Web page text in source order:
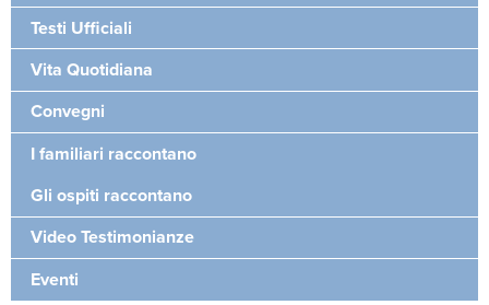
Testi Ufficiali
Vita Quotidiana
Convegni
I familiari raccontano
Gli ospiti raccontano
Video Testimonianze
Eventi